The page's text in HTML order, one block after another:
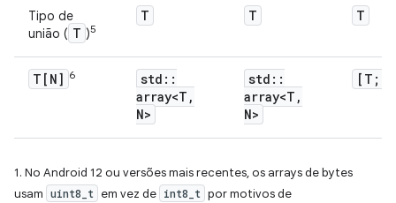
Tipo de
união ( T )5
T T T
T[N] 6 std ::
array<T ,
N>
std ::
array<T ,
N>
[T;
1. No Android 12 ou versões mais recentes, os arrays de bytes
usam uint8_t em vez de int8_t por motivos de